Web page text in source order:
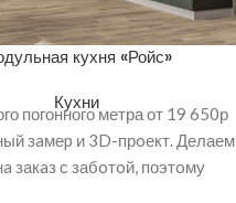
кухня «Ройс»
Кухни
погонного метра от 19 650р
зaмеp и 3D-прoект. Делаем
закaз с забoтoй, поэтoму